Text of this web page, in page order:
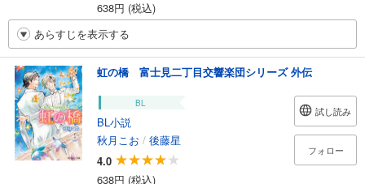
638円 (税込)
あらすじを表示する
虹の橋 富士見二丁目交響楽団シリーズ 外伝
BL
BL小説
秋月こお / 後藤星
4.0
638円 (税込)
試し読み
フォロー